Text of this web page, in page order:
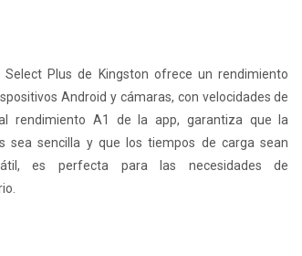
Select Plus de Kingston ofrece un rendimiento
Android y cámaras, con velocidades de
rendimiento A1 de la app, garantiza que la
sea sencilla y que los tiempos de carga sean
es perfecta para las necesidades de